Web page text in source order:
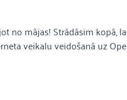
no mājas! Strādāsim kopā,
veikalu veidošanā uz